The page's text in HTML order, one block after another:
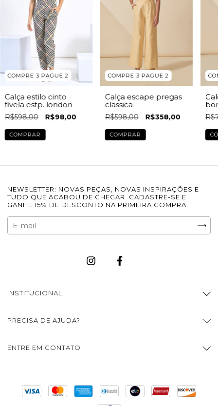
COMPRE 3 PAGUE 2
Calça estilo cinto
fivela estp. london
R$598,00 R$98,00
COMPRAR
COMPRE 3 PAGUE 2
Calça escape pregas
classica
R$598,00 R$358,00
COMPRAR
NEWSLETTER: NOVAS PEÇAS, NOVAS INSPIRAÇÕES E
TUDO QUE ACABOU DE CHEGAR. CADASTRE-SE E
GANHE 15% DE DESCONTO NA PRIMEIRA COMPRA.
INSTITUCIONAL
PRECISA DE AJUDA?
ENTRE EM CONTATO